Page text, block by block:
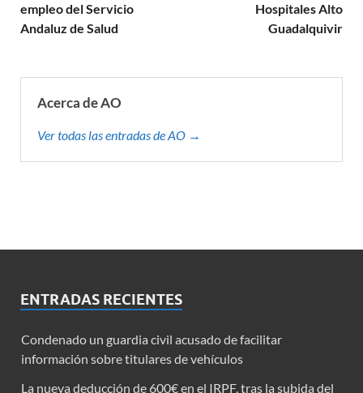
empleo del Servicio
Andaluz de Salud
Hospitales Alto
Guadalquivir
Acerca de AO
Ver todas las entradas de AO →
ENTRADAS RECIENTES
Condenado un guardia civil acusado de facilitar
información sobre titulares de vehículos
La nueva deducción de 600€ en el IRPF, tras la subida del